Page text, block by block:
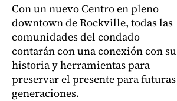
Con un nuevo Centro en pleno
downtown de Rockville, todas las
comunidades del condado
contarán con una conexión con su
historia y herramientas para
preservar el presente para futuras
generaciones.